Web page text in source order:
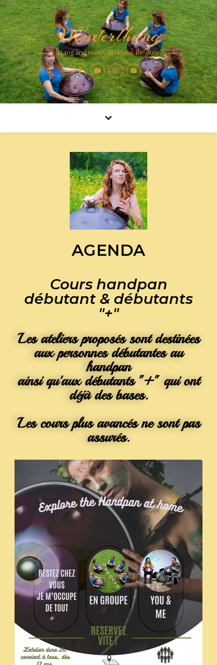
Wonderlhang
Hang and Handpan Music Belgium
AGENDA
Cours handpan
débutant & débutants
"+"
Les ateliers proposés sont destinées
aux personnes débutantes au
handpan
ainsi qu'aux débutants "+" qui ont
déjà des bases.
Les cours plus avancés ne sont pas
assurés.